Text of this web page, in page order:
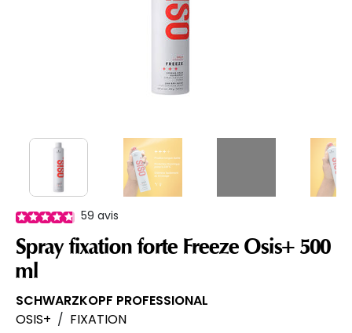
59 avis
Spray fixation forte Freeze Osis+ 500
ml
SCHWARZKOPF PROFESSIONAL
OSIS+ / FIXATION